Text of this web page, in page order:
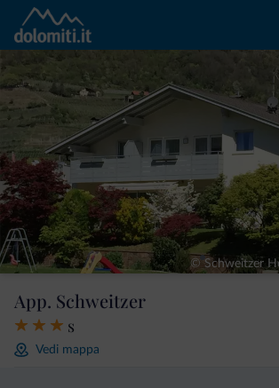
© Schweitzer
App. Schweitzer
s
Vedi mappa